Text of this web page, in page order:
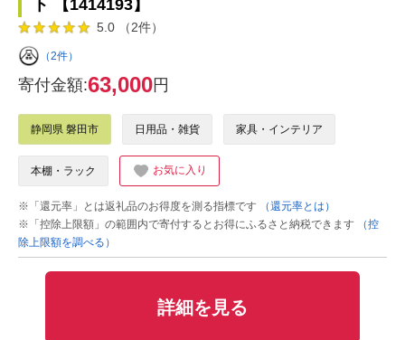
ト 【1414193】
5.0 （2件）
（2件）
寄付金額:63,000円
静岡県 磐田市 日用品・雑貨 家具・インテリア
本棚・ラック お気に入り
※「還元率」とは返礼品のお得度を測る指標です
（還元率とは）
※「控除上限額」の範囲内で寄付するとお得にふるさと納税できます
（控
除上限額を調べる）
詳細を見る